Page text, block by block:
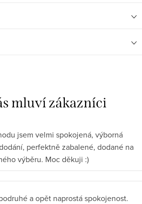
jsem velmi spokojená, výborná
perfektně zabalené, dodané na
výběru. Moc děkuji :)
a opět naprostá spokojenost.